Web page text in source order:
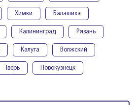
Химки Балашиха
Калининград Рязань
Калуга Волжский
Тверь Новокузнецк